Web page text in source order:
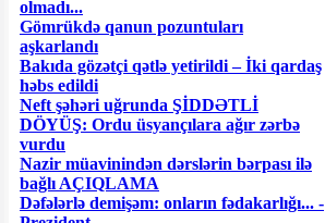
olmadı...
Gömrükdə qanun pozuntuları
aşkarlandı
Bakıda gözətçi qətlə yetirildi – İki qardaş
həbs edildi
Neft şəhəri uğrunda ŞİDDƏTLİ
DÖYÜŞ: Ordu üsyançılara ağır zərbə
vurdu
Nazir müavinindən dərslərin bərpası ilə
bağlı AÇIQLAMA
Dəfələrlə demişəm: onların fədakarlığı... -